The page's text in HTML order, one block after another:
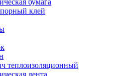
бумага
клей
теплоизоляционный
лента